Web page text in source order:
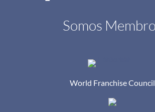
Somos
World Franchise Council